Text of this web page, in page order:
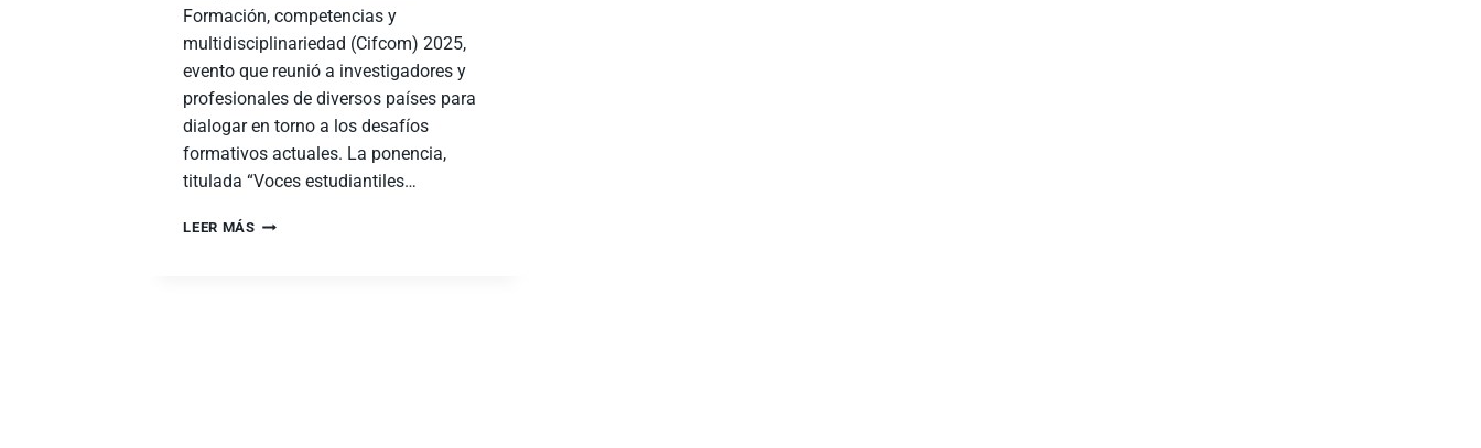
Formación, competencias y
multidisciplinariedad (Cifcom) 2025,
evento que reunió a investigadores y
profesionales de diversos países para
dialogar en torno a los desafíos
formativos actuales. La ponencia,
titulada “Voces estudiantiles…
LEER MÁS